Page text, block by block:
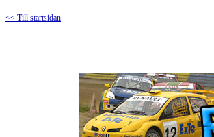
<< Till startsidan